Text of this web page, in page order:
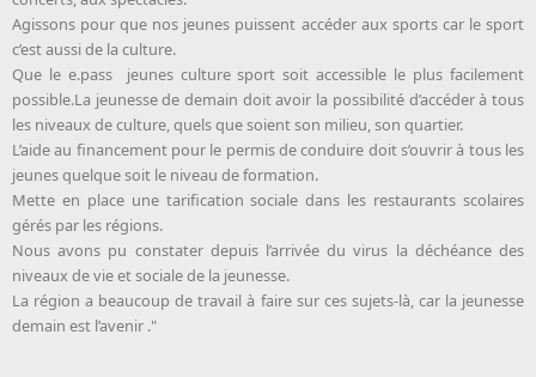
Agissons pour que nos jeunes puissent accéder aux sports car le sport
c’est aussi de la culture.
Que le e.pass jeunes culture sport soit accessible le plus facilement
possible.La jeunesse de demain doit avoir la possibilité d’accéder à tous
les niveaux de culture, quels que soient son milieu, son quartier.
L’aide au financement pour le permis de conduire doit s’ouvrir à tous les
jeunes quelque soit le niveau de formation.
Mette en place une tarification sociale dans les restaurants scolaires
gérés par les régions.
Nous avons pu constater depuis l’arrivée du virus la déchéance des
niveaux de vie et sociale de la jeunesse.
La région a beaucoup de travail à faire sur ces sujets-là, car la jeunesse
demain est l’avenir ."